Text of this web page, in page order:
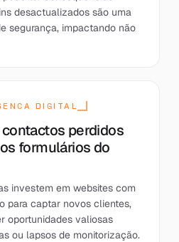
desactualizados são uma
segurança, impactando não
DIGITAL
perdidos
formulários do
investem em websites com
para captar novos clientes,
oportunidades valiosas
ou lapsos de monitorização.